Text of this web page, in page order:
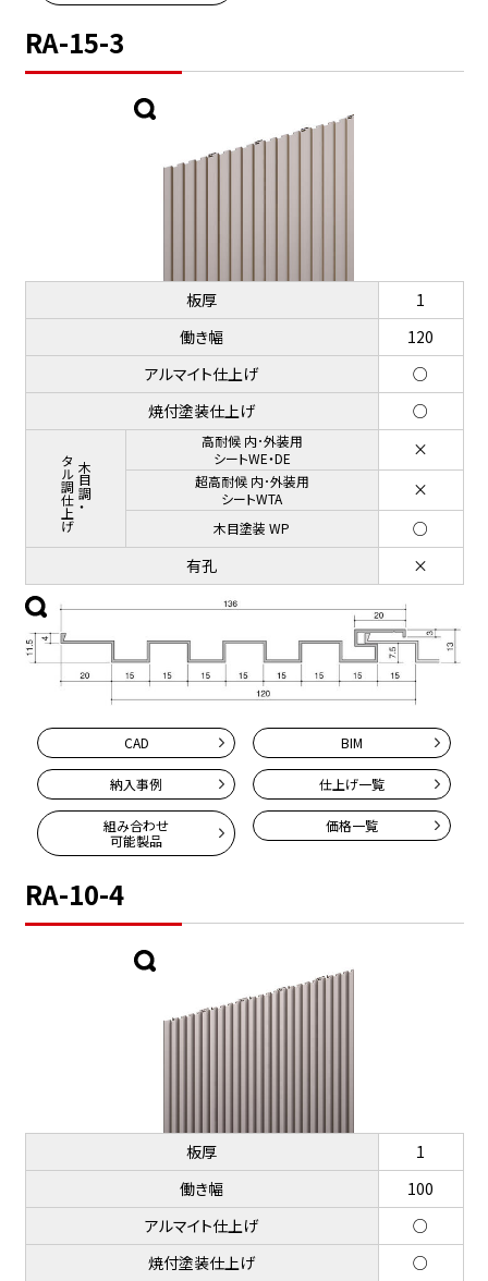
RA-15-3
板厚
1
働き幅
120
アルマイト仕上げ
○
焼付塗装仕上げ
○
木目調・
メタル調仕上げ
高耐候 内･外装用
シートWE・DE
×
超高耐候 内･外装用
シートWTA
×
木目塗装 WP
○
有孔
×
CAD BIM
納入事例 仕上げ一覧
組み合わせ
可能製品
価格一覧
RA-10-4
板厚
1
働き幅
100
アルマイト仕上げ
○
焼付塗装仕上げ
○